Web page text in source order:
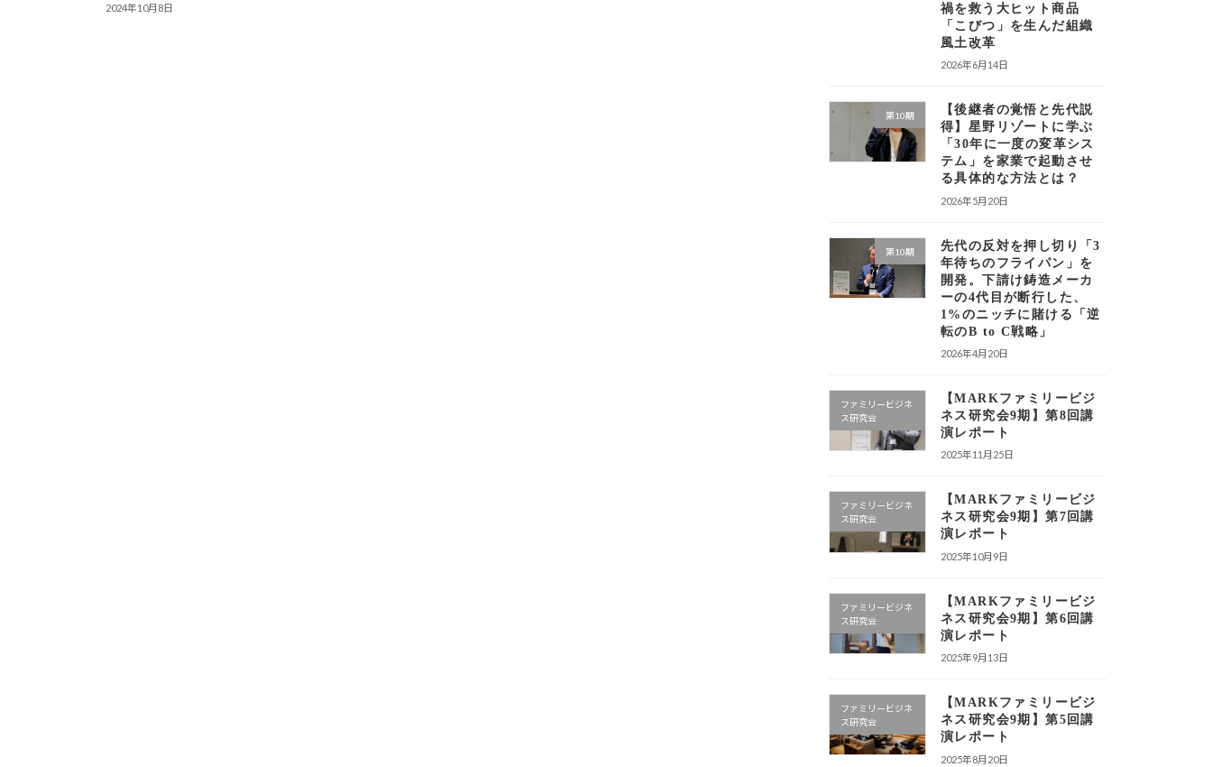
2024年10月8日
禍を救う大ヒット商品
「こびつ」を生んだ組織
風土改革
2026年6月14日
第10期
【後継者の覚悟と先代説
得】星野リゾートに学ぶ
「30年に一度の変革シス
テム」を家業で起動させ
る具体的な方法とは？
2026年5月20日
第10期
先代の反対を押し切り「3
年待ちのフライパン」を
開発。下請け鋳造メーカ
ーの4代目が断行した、
1%のニッチに賭ける「逆
転のB to C戦略」
2026年4月20日
ファミリービジネ
ス研究会
【MARKファミリービジ
ネス研究会9期】第8回講
演レポート
2025年11月25日
ファミリービジネ
ス研究会
【MARKファミリービジ
ネス研究会9期】第7回講
演レポート
2025年10月9日
ファミリービジネ
ス研究会
【MARKファミリービジ
ネス研究会9期】第6回講
演レポート
2025年9月13日
ファミリービジネ
ス研究会
【MARKファミリービジ
ネス研究会9期】第5回講
演レポート
2025年8月20日